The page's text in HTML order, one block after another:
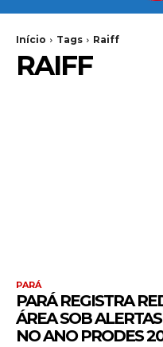
Início Tags Raiff
RAIFF
PARÁ
PARÁ REGISTRA
ÁREA SOB
NO ANO PRODES